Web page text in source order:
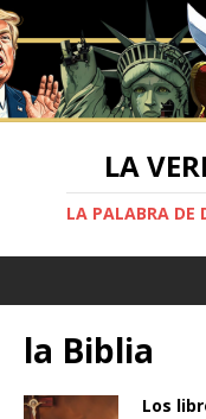
LA
LA PALABRA DE
la Biblia
Los